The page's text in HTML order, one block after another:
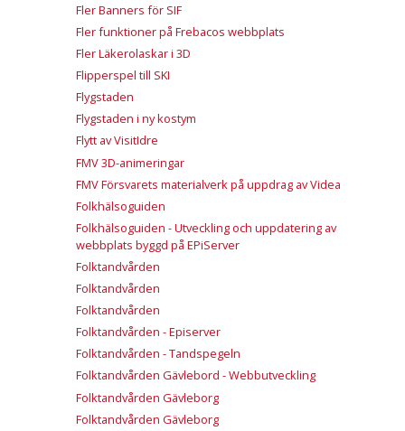
Fler Banners för SIF
Fler funktioner på Frebacos webbplats
Fler Läkerolaskar i 3D
Flipperspel till SKI
Flygstaden
Flygstaden i ny kostym
Flytt av VisitIdre
FMV 3D-animeringar
FMV Försvarets materialverk på uppdrag av Videa
Folkhälsoguiden
Folkhälsoguiden - Utveckling och uppdatering av
webbplats byggd på EPiServer
Folktandvården
Folktandvården
Folktandvården
Folktandvården - Episerver
Folktandvården - Tandspegeln
Folktandvården Gävlebord - Webbutveckling
Folktandvården Gävleborg
Folktandvården Gävleborg